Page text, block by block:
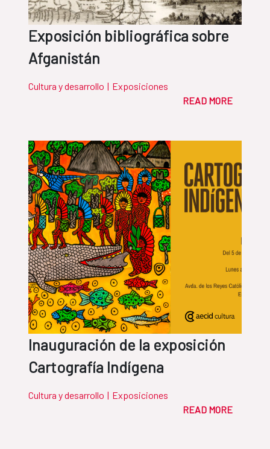
Exposición bibliográfica sobre
Afganistán
Cultura y desarrollo | Exposiciones
READ MORE
Inauguración de la exposición
Cartografía Indígena
Cultura y desarrollo | Exposiciones
READ MORE